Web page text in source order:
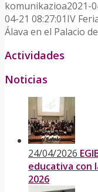
komunikazioa2021-
04-21 08:27:01IV
Álava en el Palacio
Actividades
Noticias
24/04/2026
educativa con
2026